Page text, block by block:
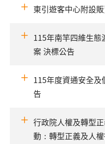
東引遊客中心附設
115年南竿四維生
案 決標公告
115年度資通安全
告
行政院人權及轉型
動：轉型正義及人